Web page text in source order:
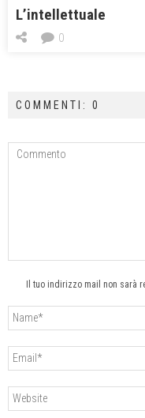
L’intellettuale
0
COMMENTI: 0
Il tuo indirizzo mail non sarà